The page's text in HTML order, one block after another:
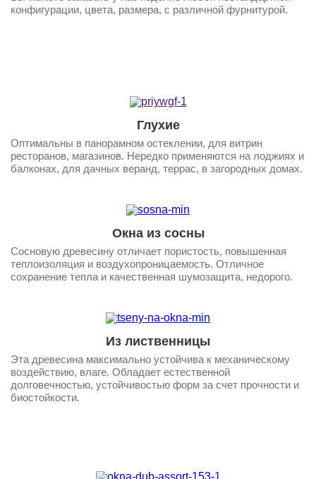
конфигурации, цвета, размера, с различной фурнитурой.
Глухие
Оптимальны в панорамном остеклении, для витрин
ресторанов, магазинов. Нередко применяются на лоджиях и
балконах, для дачных веранд, террас, в загородных домах.
Окна из сосны
Сосновую древесину отличает пористость, повышенная
теплоизоляция и воздухопроницаемость. Отличное
сохранение тепла и качественная шумозащита, недорого.
Из лиственницы
Эта древесина максимально устойчива к механическому
воздействию, влаге. Обладает естественной
долговечностью, устойчивостью форм за счет прочности и
биостойкости.